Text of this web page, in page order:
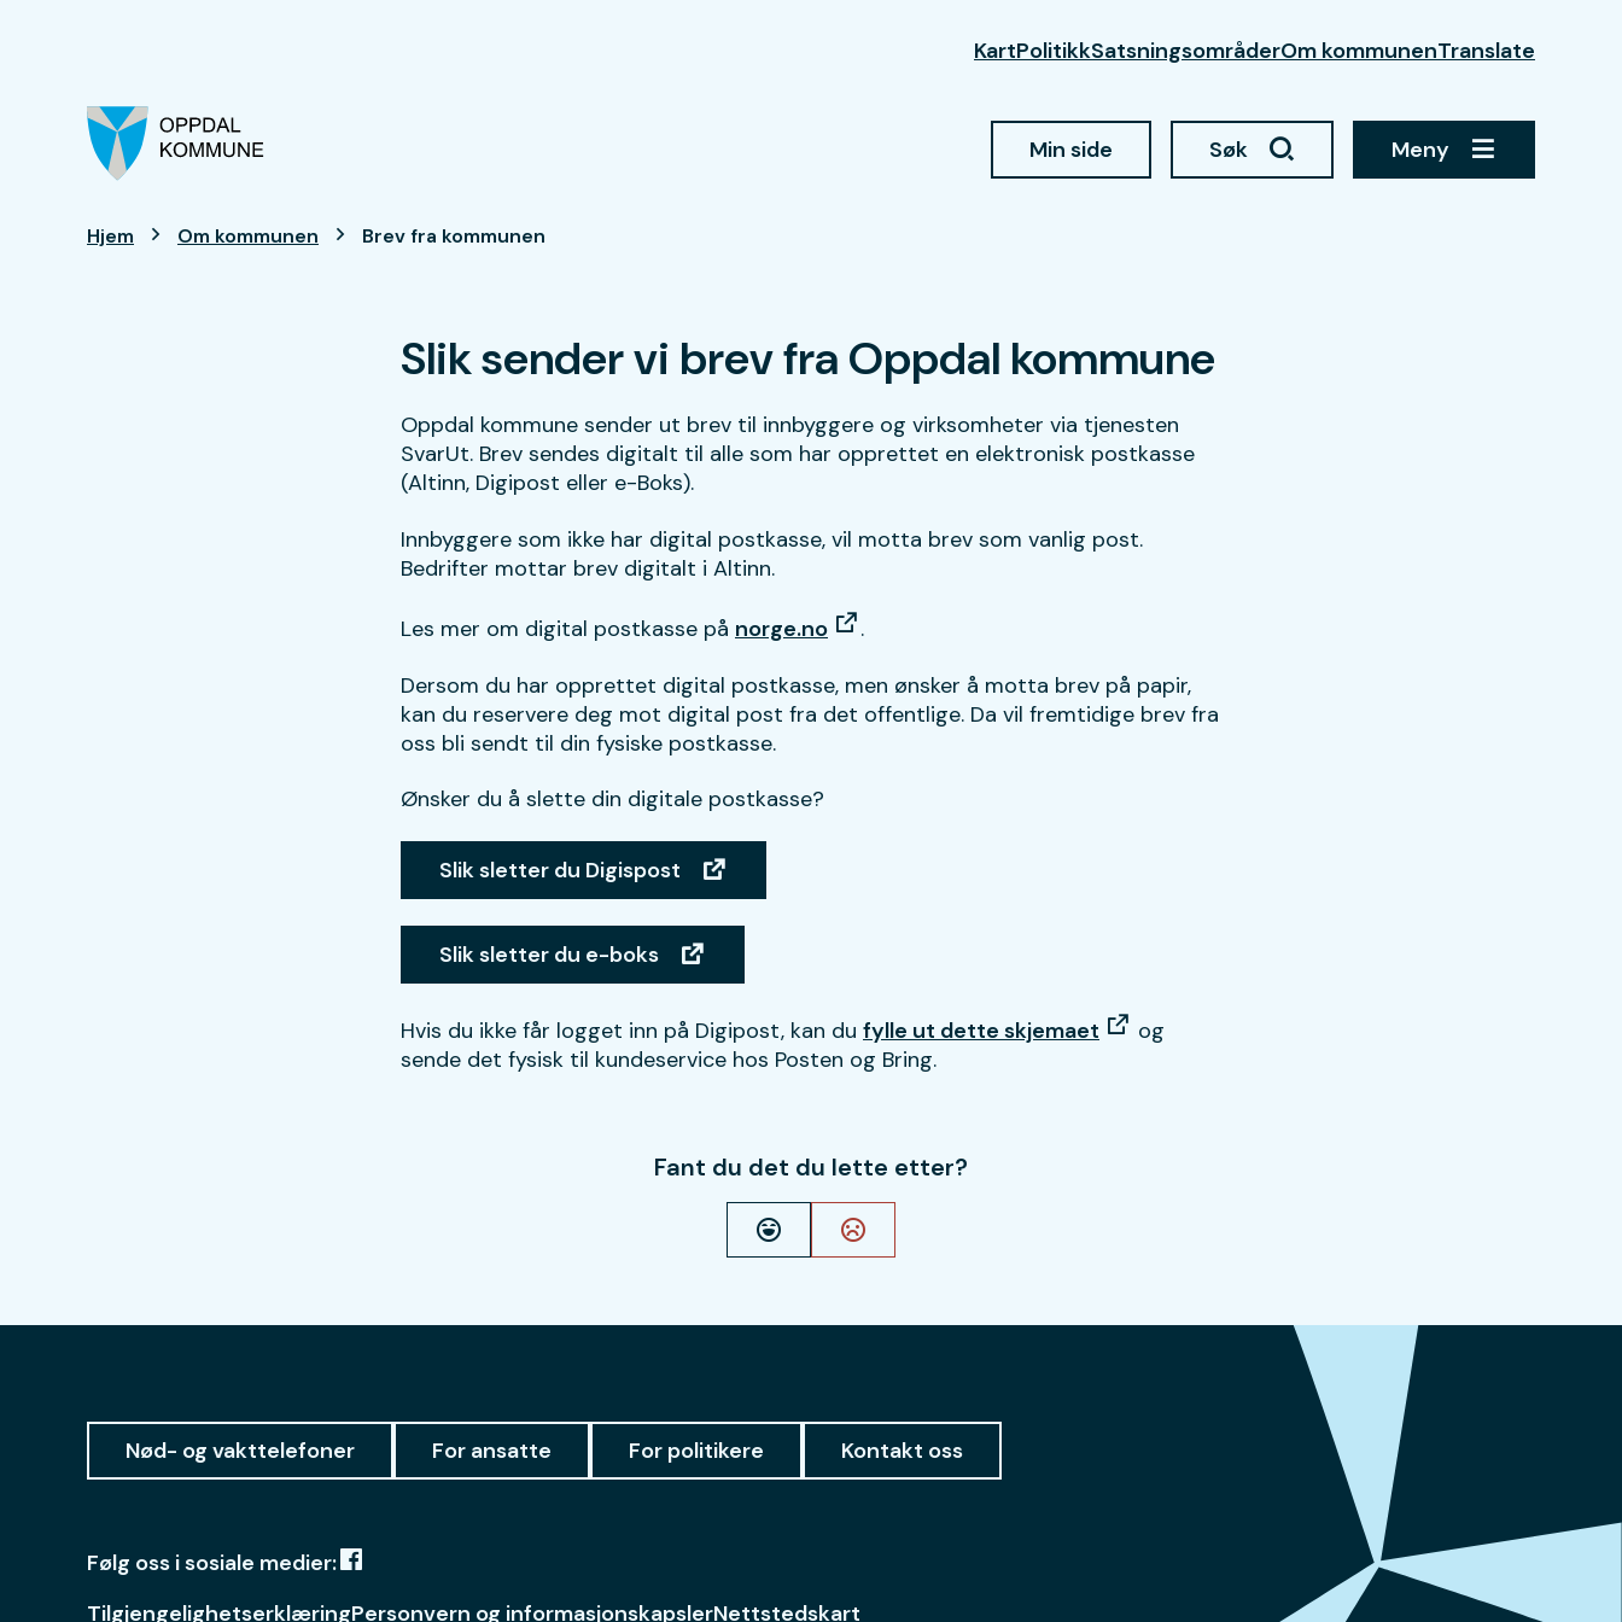
KartPolitikkSatsningsområderOm kommunenTranslate
Min side Søk Meny
Du er her:
Hjem Om kommunen Brev fra kommunen
Slik sender vi brev fra Oppdal kommune
Oppdal kommune sender ut brev til innbyggere og virksomheter via tjenesten
SvarUt. Brev sendes digitalt til alle som har opprettet en elektronisk postkasse
(Altinn, Digipost eller e-Boks).
Innbyggere som ikke har digital postkasse, vil motta brev som vanlig post.
Bedrifter mottar brev digitalt i Altinn.
Les mer om digital postkasse på norge.no
.
Dersom du har opprettet digital postkasse, men ønsker å motta brev på papir,
kan du reservere deg mot digital post fra det offentlige. Da vil fremtidige brev fra
oss bli sendt til din fysiske postkasse.
Ønsker du å slette din digitale postkasse?
Slik sletter du Digispost
Slik sletter du e-boks
Hvis du ikke får logget inn på Digipost, kan du fylle ut dette skjemaet
og
sende det fysisk til kundeservice hos Posten og Bring.
Fant du det du lette etter?
Ja Nei
Nød- og vakttelefoner For ansatte For politikere Kontakt oss
Følg oss i sosiale medier:
TilgjengelighetserklæringPersonvern og informasjonskapslerNettstedskart